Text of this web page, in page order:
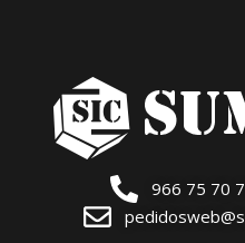
966 75 70